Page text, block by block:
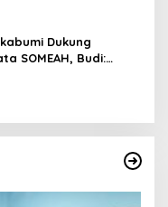
Dukung
SOMEAH, Budi: